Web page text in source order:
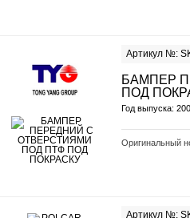
Артикул №:
БАМПЕР
ПОД
Год выпуска:
Оригинальный
Артикул №: